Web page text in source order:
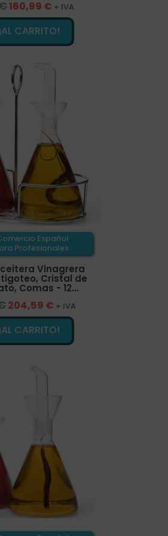
160,99 € + IVA
¡AL CARRITO!
Español
Profesionales
Vinagrera
Cristal de
Comas - 12...
204,59 € + IVA
¡AL CARRITO!